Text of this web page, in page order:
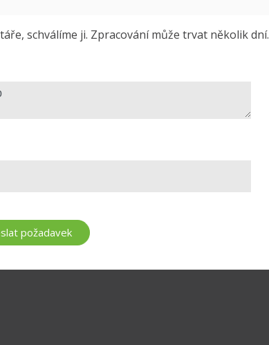
schválíme ji. Zpracování může trvat několik dní.